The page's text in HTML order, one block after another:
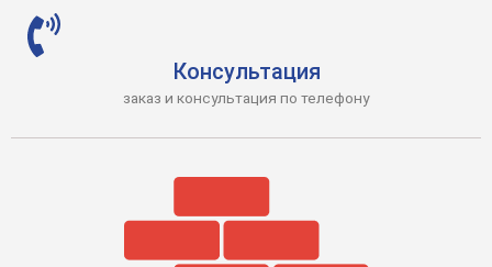
Консультация
заказ и консультация по телефону